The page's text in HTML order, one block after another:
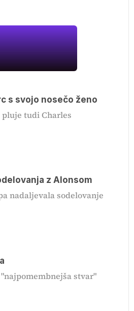
s svojo nosečo ženo
tudi Charles
z Alonsom
nadaljevala sodelovanje
stvar"